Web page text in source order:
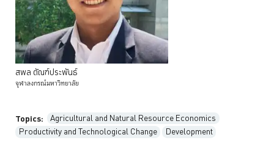
สพล ตัณฑ์ประพันธ์
จุฬาลงกรณ์มหาวิทยาลัย
Topics:
Agricultural and Natural Resource Economics
Productivity and Technological Change
Development